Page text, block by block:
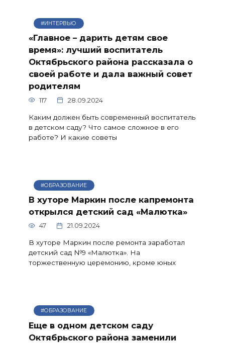
#ИНТЕРВЬЮ
«Главное – дарить детям свое
время»: лучший воспитатель
Октябрьского района рассказала о
своей работе и дала важный совет
родителям
117 28.09.2024
Каким должен быть современный воспитатель
в детском саду? Что самое сложное в его
работе? И какие советы
#ОБРАЗОВАНИЕ
В хуторе Маркин после капремонта
открылся детский сад «Малютка»
47 21.09.2024
В хуторе Маркин после ремонта заработал
детский сад №9 «Малютка». На
торжественную церемонию, кроме юных
#ОБРАЗОВАНИЕ
Еще в одном детском саду
Октябрьского района заменили